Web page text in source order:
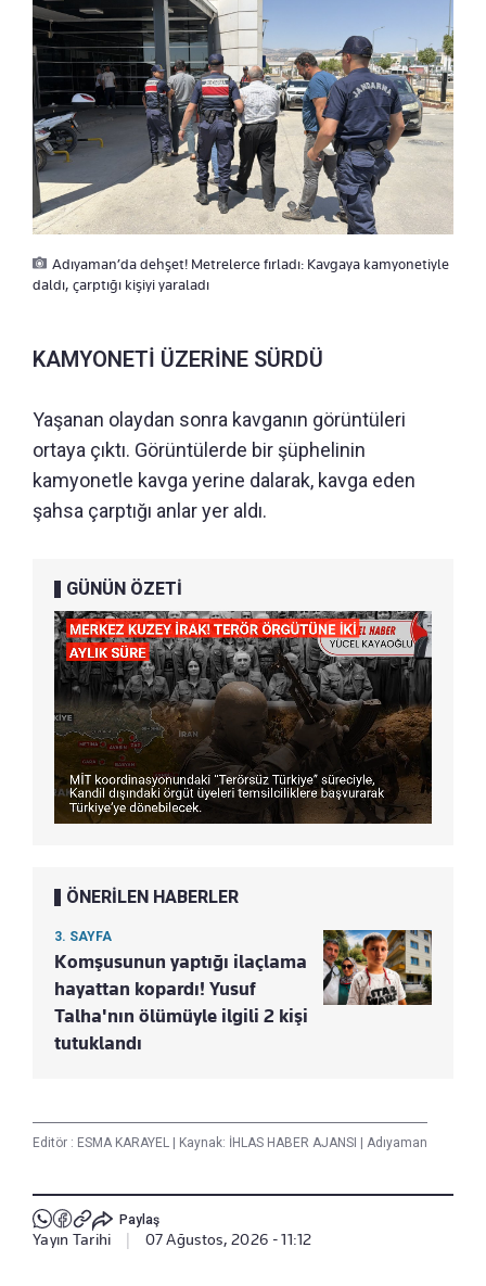
Adıyaman’da dehşet! Metrelerce fırladı: Kavgaya kamyonetiyle
daldı, çarptığı kişiyi yaraladı
KAMYONETİ ÜZERİNE SÜRDÜ
Yaşanan olaydan sonra kavganın görüntüleri
ortaya çıktı. Görüntülerde bir şüphelinin
kamyonetle kavga yerine dalarak, kavga eden
şahsa çarptığı anlar yer aldı.
GÜNÜN ÖZETİ
ÖNERİLEN HABERLER
3. SAYFA
Komşusunun yaptığı ilaçlama
hayattan kopardı! Yusuf
Talha'nın ölümüyle ilgili 2 kişi
tutuklandı
Editör : ESMA KARAYEL | Kaynak: İHLAS HABER AJANSI | Adıyaman
Paylaş
Yayın Tarihi | 07 Ağustos, 2026 - 11:12